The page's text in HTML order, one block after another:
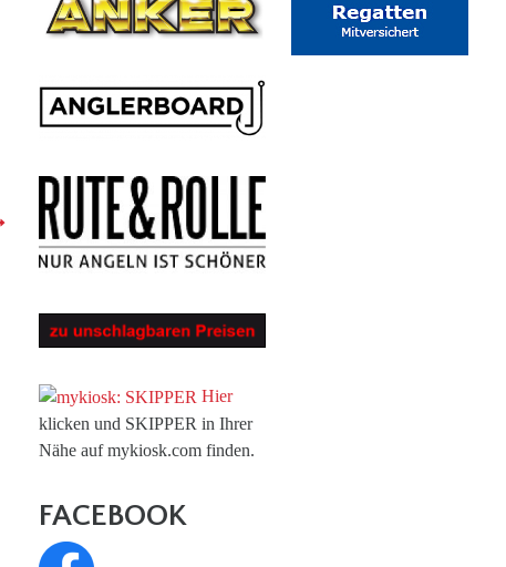
Hier
klicken und SKIPPER in Ihrer
Nähe auf mykiosk.com finden.
FACEBOOK